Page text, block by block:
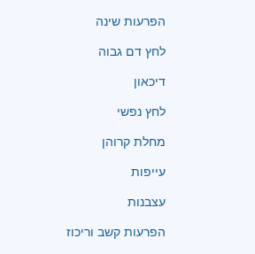
הפרעות שינה
לחץ דם גבוה
דיכאון
לחץ נפשי
מחלת קרוהן
עייפות
עצבנות
הפרעות קשב וריכוז